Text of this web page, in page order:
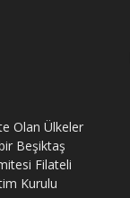
Olan Ülkeler
Beşiktaş
Filateli
Kurulu